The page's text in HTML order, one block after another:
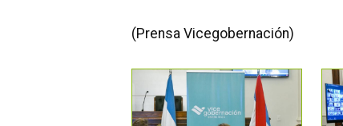
(Prensa Vicegobernación)